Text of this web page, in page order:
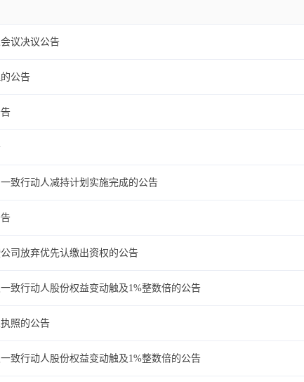
议决议公告
公告
致行动人减持计划实施完成的公告
司放弃优先认缴出资权的公告
致行动人股份权益变动触及1%整数倍的公告
照的公告
致行动人股份权益变动触及1%整数倍的公告